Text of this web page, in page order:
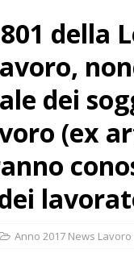
della
dei
(ex
Anno 2017 News Lavoro